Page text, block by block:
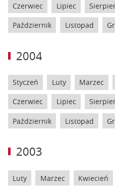
Czerwiec Lipiec
Październik Listopad
2004
Styczeń Luty Marzec
Czerwiec Lipiec
Październik Listopad
2003
Luty Marzec Kwiecień